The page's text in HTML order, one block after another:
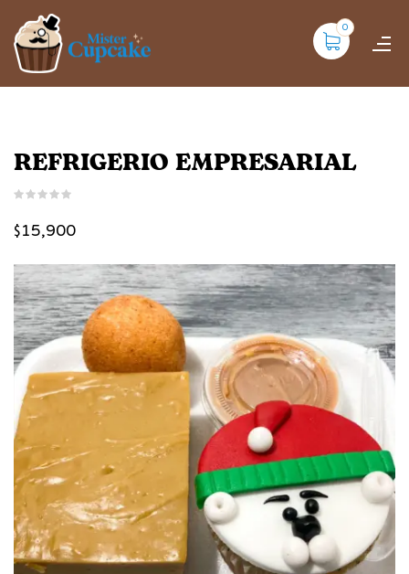
0
REFRIGERIO EMPRESARIAL
$15,900